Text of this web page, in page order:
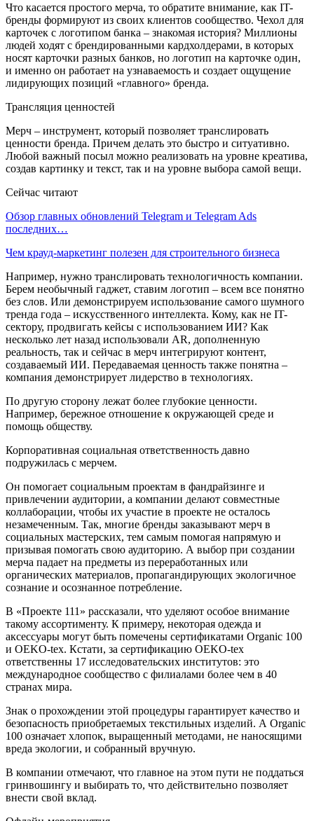
Что касается простого мерча, то обратите внимание, как IT-
бренды формируют из своих клиентов сообщество. Чехол для
карточек с логотипом банка – знакомая история? Миллионы
людей ходят с брендированными кардхолдерами, в которых
носят карточки разных банков, но логотип на карточке один,
и именно он работает на узнаваемость и создает ощущение
лидирующих позиций «главного» бренда.
Трансляция ценностей
Мерч – инструмент, который позволяет транслировать
ценности бренда. Причем делать это быстро и ситуативно.
Любой важный посыл можно реализовать на уровне креатива,
создав картинку и текст, так и на уровне выбора самой вещи.
Сейчас читают
Обзор главных обновлений Telegram и Telegram Ads
последних…
Чем крауд-маркетинг полезен для строительного бизнеса
Например, нужно транслировать технологичность компании.
Берем необычный гаджет, ставим логотип – всем все понятно
без слов. Или демонстрируем использование самого шумного
тренда года – искусственного интеллекта. Кому, как не IT-
сектору, продвигать кейсы с использованием ИИ? Как
несколько лет назад использовали AR, дополненную
реальность, так и сейчас в мерч интегрируют контент,
создаваемый ИИ. Передаваемая ценность также понятна –
компания демонстрирует лидерство в технологиях.
По другую сторону лежат более глубокие ценности.
Например, бережное отношение к окружающей среде и
помощь обществу.
Корпоративная социальная ответственность давно
подружилась с мерчем.
Он помогает социальным проектам в фандрайзинге и
привлечении аудитории, а компании делают совместные
коллаборации, чтобы их участие в проекте не осталось
незамеченным. Так, многие бренды заказывают мерч в
социальных мастерских, тем самым помогая напрямую и
призывая помогать свою аудиторию. А выбор при создании
мерча падает на предметы из переработанных или
органических материалов, пропагандирующих экологичное
сознание и осознанное потребление.
В «Проекте 111» рассказали, что уделяют особое внимание
такому ассортименту. К примеру, некоторая одежда и
аксессуары могут быть помечены сертификатами Organic 100
и OEKO-tex. Кстати, за сертификацию OEKO-tex
ответственны 17 исследовательских институтов: это
международное сообщество с филиалами более чем в 40
странах мира.
Знак о прохождении этой процедуры гарантирует качество и
безопасность приобретаемых текстильных изделий. А Organic
100 означает хлопок, выращенный методами, не наносящими
вреда экологии, и собранный вручную.
В компании отмечают, что главное на этом пути не поддаться
гринвошингу и выбирать то, что действительно позволяет
внести свой вклад.